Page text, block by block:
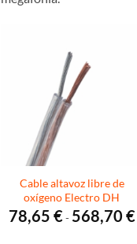
Cable altavoz libre de
oxígeno Electro DH
78,65 € - 568,70 €